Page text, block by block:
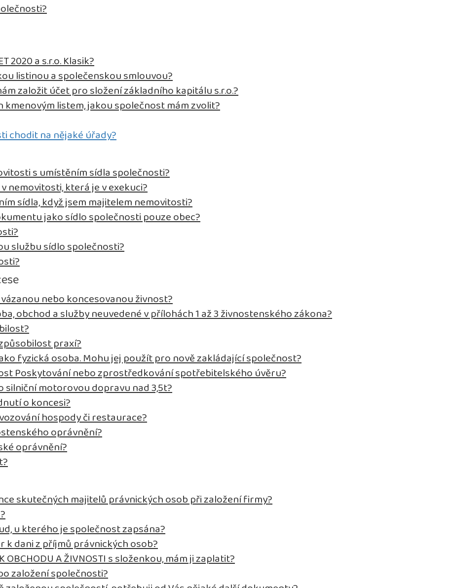
2020 a s.r.o. Klasik?
listinou a společenskou smlouvou?
založit účet pro složení základního kapitálu s.r.o.?
listem, jakou společnost mám zvolit?
chodit na nějaké úřady?
s umístěním sídla společnosti?
nemovitosti, která je v exekuci?
sídla, když jsem majitelem nemovitosti?
jako sídlo společnosti pouze obec?
službu sídlo společnosti?
nebo koncesovanou živnost?
obchod a služby neuvedené v přílohách 1 až 3 živnostenského zákona?
praxí?
fyzická osoba. Mohu jej použít pro nově zakládající společnost?
Poskytování nebo zprostředkování spotřebitelského úvěru?
motorovou dopravu nad 3,5t?
o koncesi?
hospody či restaurace?
oprávnění?
oprávnění?
skutečných majitelů právnických osob při založení firmy?
u kterého je společnost zapsána?
dani z příjmů právnických osob?
OBCHODU A ŽIVNOSTI s složenkou, mám ji zaplatit?
založení společnosti?